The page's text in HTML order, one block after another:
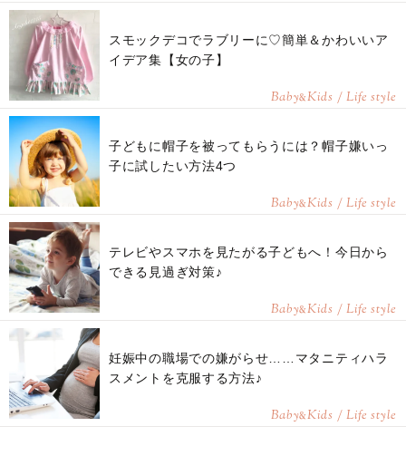
スモックデコでラブリーに♡簡単＆かわいいア
イデア集【女の子】
Baby&Kids / Life style
子どもに帽子を被ってもらうには？帽子嫌いっ
子に試したい方法4つ
Baby&Kids / Life style
テレビやスマホを見たがる子どもへ！今日から
できる見過ぎ対策♪
Baby&Kids / Life style
妊娠中の職場での嫌がらせ……マタニティハラ
スメントを克服する方法♪
Baby&Kids / Life style